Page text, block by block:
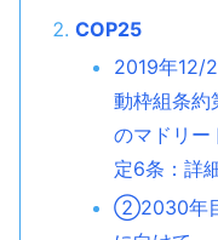
COP25
2019年12/
動枠組条約
のマドリ
定6条：詳
②2030年